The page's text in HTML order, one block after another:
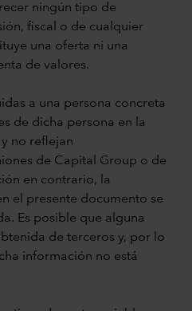
ningún tipo de
fiscal o de cualquier
una oferta ni una
de valores.
a una persona concreta
de dicha persona en la
no reflejan
de Capital Group o de
en contrario, la
el presente documento se
Es posible que alguna
de terceros y, por lo
información no está